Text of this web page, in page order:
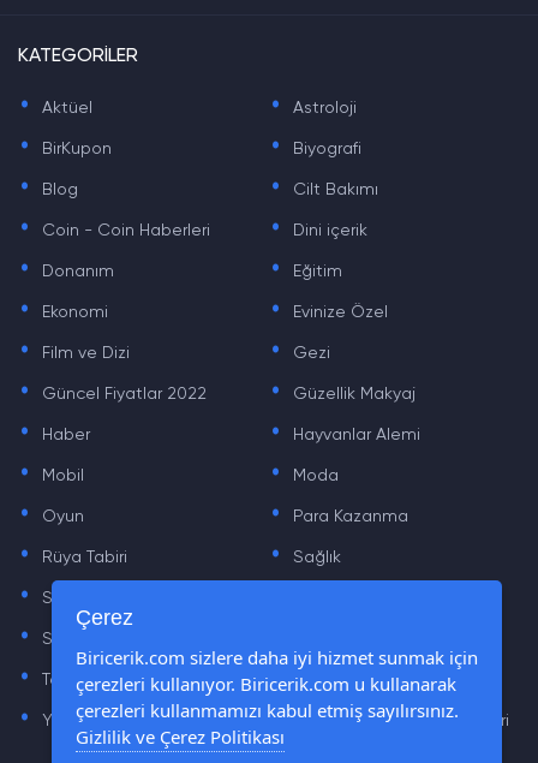
KATEGORİLER
. Aktüel . Astroloji
. BirKupon . Biyografi
. Blog . Cilt Bakımı
. Coin - Coin Haberleri . Dini içerik
. Donanım . Eğitim
. Ekonomi . Evinize Özel
. Film ve Dizi . Gezi
. Güncel Fiyatlar 2022 . Güzellik Makyaj
. Haber . Hayvanlar Alemi
. Mobil . Moda
. Oyun . Para Kazanma
. Rüya Tabiri . Sağlık
. Sinema .
. Sözler
. Teknoloji Haberleri . Yaşam
. Yazılım Haberleri . Yiyecek Önerileri ve Tarifleri
Çerez
Biricerik.com sizlere daha iyi hizmet sunmak için
çerezleri kullanıyor. Biricerik.com u kullanarak
çerezleri kullanmamızı kabul etmiş sayılırsınız.
Gizlilik ve Çerez Politikası